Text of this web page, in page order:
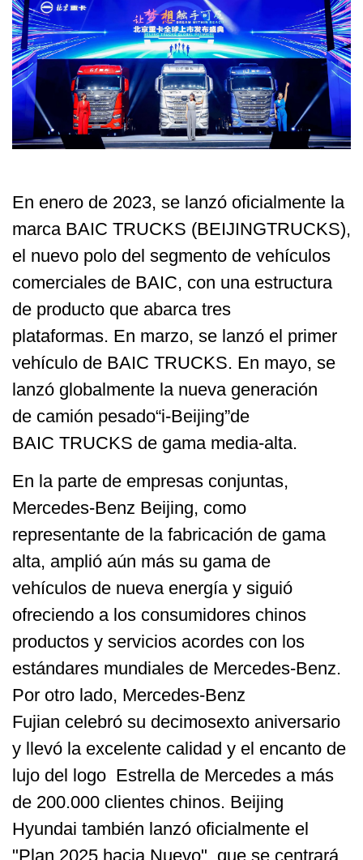
En enero de 2023, se lanzó oficialmente la
marca BAIC TRUCKS (BEIJINGTRUCKS),
el nuevo polo del segmento de vehículos
comerciales de BAIC, con una estructura
de producto que abarca tres
plataformas. En marzo, se lanzó el primer
vehículo de BAIC TRUCKS. En mayo, se
lanzó globalmente la nueva generación
de camión pesado“i-Beijing”de
BAIC TRUCKS de gama media-alta.
En la parte de empresas conjuntas,
Mercedes-Benz Beijing, como
representante de la fabricación de gama
alta, amplió aún más su gama de
vehículos de nueva energía y siguió
ofreciendo a los consumidores chinos
productos y servicios acordes con los
estándares mundiales de Mercedes-Benz.
Por otro lado, Mercedes-Benz
Fujian celebró su decimosexto aniversario
y llevó la excelente calidad y el encanto de
lujo del logo Estrella de Mercedes a más
de 200.000 clientes chinos. Beijing
Hyundai también lanzó oficialmente el
"Plan 2025 hacia Nuevo", que se centrará